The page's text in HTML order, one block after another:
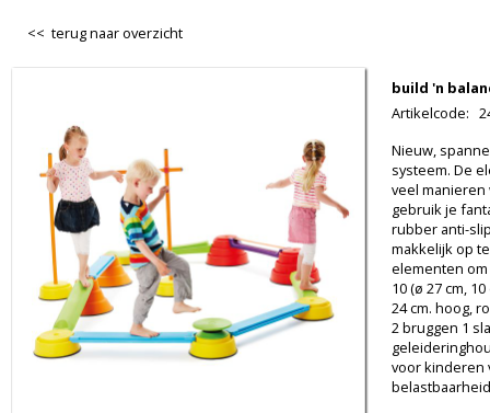
<< terug naar overzicht
build 'n
Artikelcode:
Nieuw,
systeem. De
veel
gebruik je
rubber anti-
makkelijk op
elementen
10 (ø 27 cm,
24 cm. hoog,
2 bruggen 1
voor kinderen